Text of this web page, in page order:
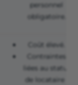
personnel
obligatoire.
Coût élevé.
Contraintes
liées au statut
de locataire :